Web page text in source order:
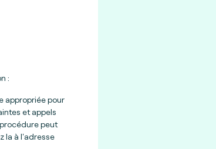
:
appropriée pour
et appels
peut
la à l'adresse